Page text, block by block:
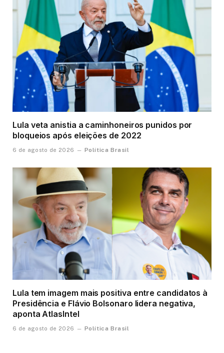
Lula veta anistia a caminhoneiros punidos por
bloqueios após eleições de 2022
6 de agosto de 2026 Política Brasil
Lula tem imagem mais positiva entre candidatos à
Presidência e Flávio Bolsonaro lidera negativa,
aponta AtlasIntel
6 de agosto de 2026 Política Brasil